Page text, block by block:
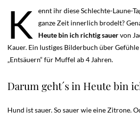
K
ennt ihr diese Schlechte-Laune-
ganze Zeit innerlich brodelt?
Heute bin ich richtig sauervon
Kauer. Ein lustiges Bilderbuch über
„Entsäuern“ für Muffel ab 4 Jahren.
Darum geht´s in Heute bin
Hund ist sauer. So sauer wie eine Zitrone.